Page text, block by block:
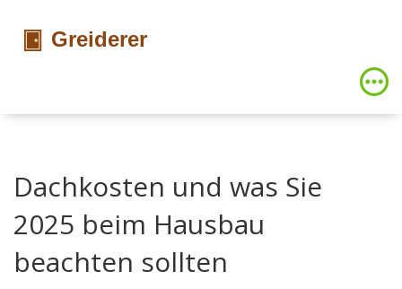
Dachkosten und was Sie
2025 beim Hausbau
beachten sollten